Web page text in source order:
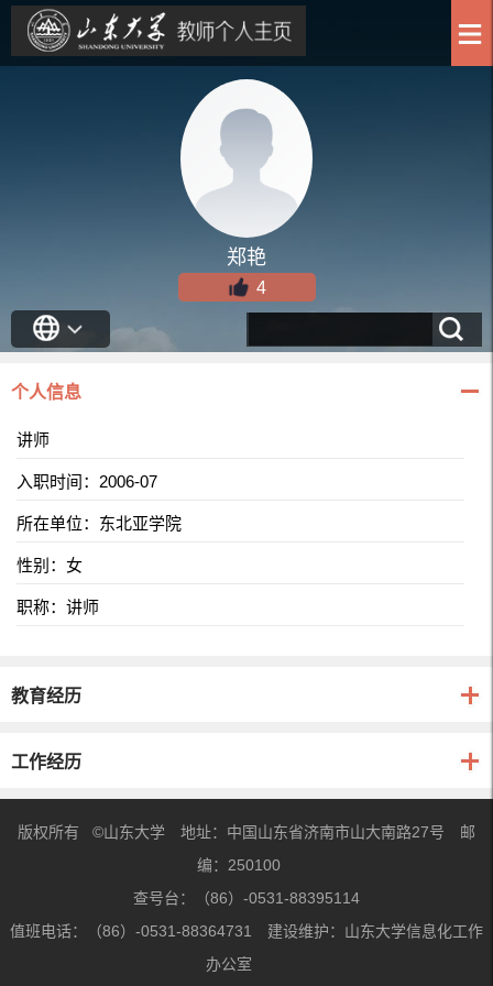
郑艳
4
个人信息
讲师
入职时间：2006-07
所在单位：东北亚学院
性别：女
职称：讲师
教育经历
工作经历
版权所有 ©山东大学 地址：中国山东省济南市山大南路27号 邮
编：250100
查号台：（86）-0531-88395114
值班电话：（86）-0531-88364731 建设维护：山东大学信息化工作
办公室